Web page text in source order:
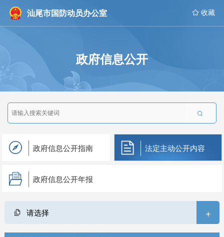
汕尾市国防动员办公室  收藏
政府信息公开

政府信息公开指南 法定主动公开内容
政府信息公开年报
请选择 +